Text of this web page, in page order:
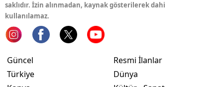
Uşak
saklıdır. İzin alınmadan, kaynak gösterilerek dahi
kullanılamaz.
Güncel
Türkiye
Resmi İlanlar
Dünya